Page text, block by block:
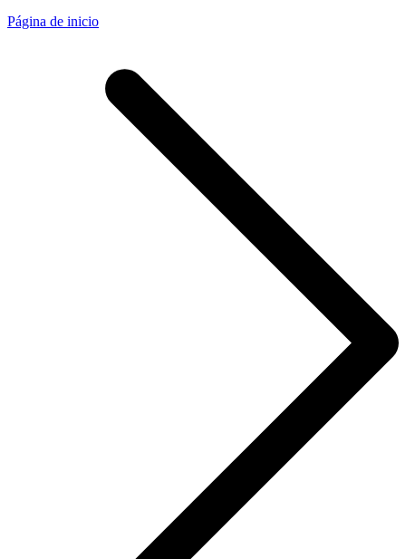
Página de inicio